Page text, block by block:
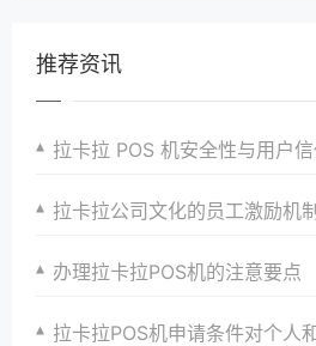
推荐资讯
拉卡拉 POS 机安全性与用户
拉卡拉公司文化的员工激励机
办理拉卡拉POS机的注意要点
拉卡拉POS机申请条件对个人